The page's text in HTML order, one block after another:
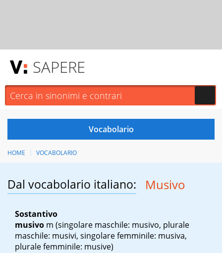
SAPERE
HOME VOCABOLARIO
Dal vocabolario italiano: Musivo
Sostantivo
musivo m (singolare maschile: musivo, plurale
maschile: musivi, singolare femminile: musiva,
plurale femminile: musive)